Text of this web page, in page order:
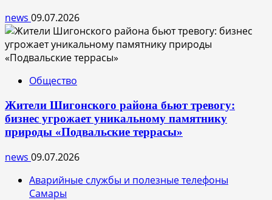
news 09.07.2026
Общество
Жители Шигонского района бьют тревогу:
бизнес угрожает уникальному памятнику
природы «Подвальские террасы»
news 09.07.2026
Аварийные службы и полезные телефоны
Самары